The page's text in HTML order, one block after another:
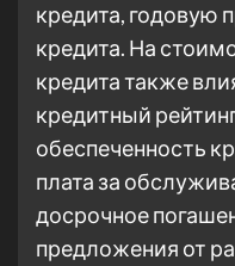
кредита, годовую
кредита. На
кредита также
кредитный
обеспеченность
плата за
досрочное
предложения от